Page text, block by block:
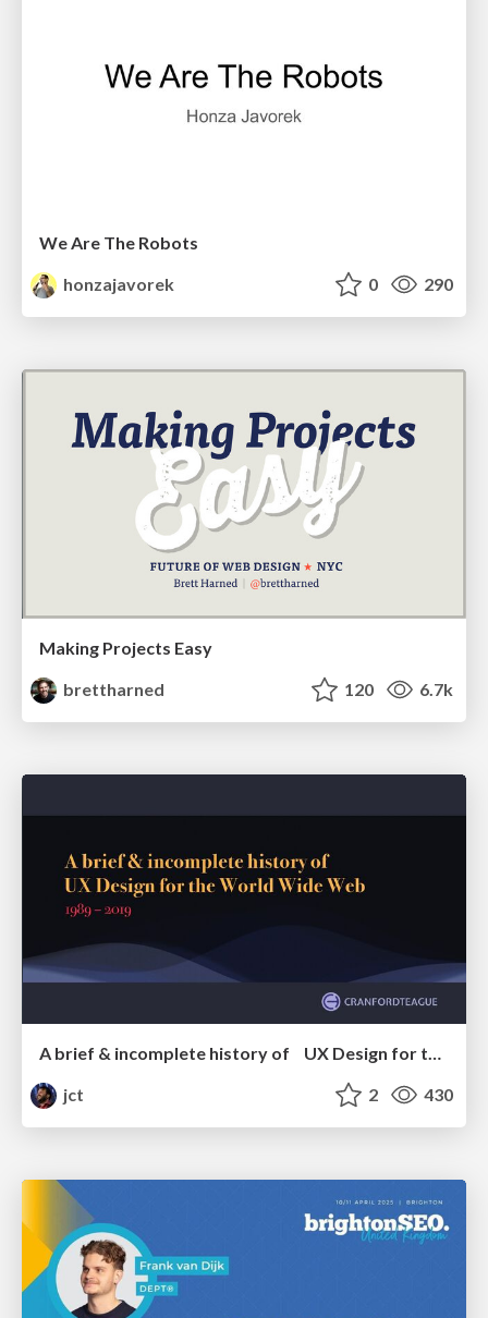
We Are The Robots
honzajavorek
0 290
Making Projects Easy
brettharned
120 6.7k
A brief & incomplete history of UX Design for the World Wide Web: 1989–2019
jct
2 430